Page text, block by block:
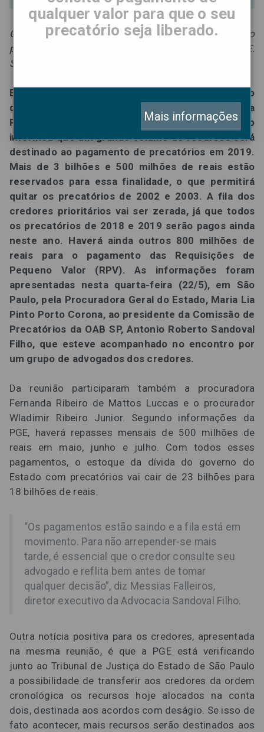
Grande volume de recursos será destinado ao
pagamento de precatórios em 2019, informou a PGE.
Saiba mais.
Em reunião de que participou o diretor executivo
da Advocacia Sandoval Filho, Messias Falleiros, a
Procuradoria Geral do Estado de São Paulo
informou que um grande volume de recursos será
destinado ao pagamento de precatórios em 2019.
Mais de 3 bilhões e 500 milhões de reais estão
reservados para essa finalidade, o que permitirá
quitar os precatórios de 2002 e 2003. A fila dos
credores prioritários vai ser zerada, já que todos
os precatórios de 2018 e 2019 serão pagos ainda
neste ano. Haverá ainda outros 800 milhões de
reais para o pagamento das Requisições de
Pequeno Valor (RPV). As informações foram
apresentadas nesta quarta-feira (22/5), em São
Paulo, pela Procuradora Geral do Estado, Maria Lia
Pinto Porto Corona, ao presidente da Comissão de
Precatórios da OAB SP, Antonio Roberto Sandoval
Filho, que esteve acompanhado no encontro por
um grupo de advogados dos credores.
Da reunião participaram também a procuradora
Fernanda Ribeiro de Mattos Luccas e o procurador
Wladimir Ribeiro Junior. Segundo informações da
PGE, haverá repasses mensais de 500 milhões de
reais em maio, junho e julho. Com todos esses
pagamentos, o estoque da dívida do governo do
Estado com precatórios vai cair de 23 bilhões para
18 bilhões de reais.
“Os pagamentos estão saindo e a fila está em
movimento. Para não arrepender-se mais
tarde, é essencial que o credor consulte seu
advogado e reflita bem antes de tomar
qualquer decisão”, diz Messias Falleiros,
diretor executivo da Advocacia Sandoval Filho.
Outra notícia positiva para os credores, apresentada
na mesma reunião, é que a PGE está verificando
junto ao Tribunal de Justiça do Estado de São Paulo
a possibilidade de transferir aos credores da ordem
cronológica os recursos hoje alocados na conta
dois, destinada aos acordos com deságio. Se isso de
fato acontecer, mais recursos serão destinados aos
qualquer valor para que o seu
precatório seja liberado.
Mais informações